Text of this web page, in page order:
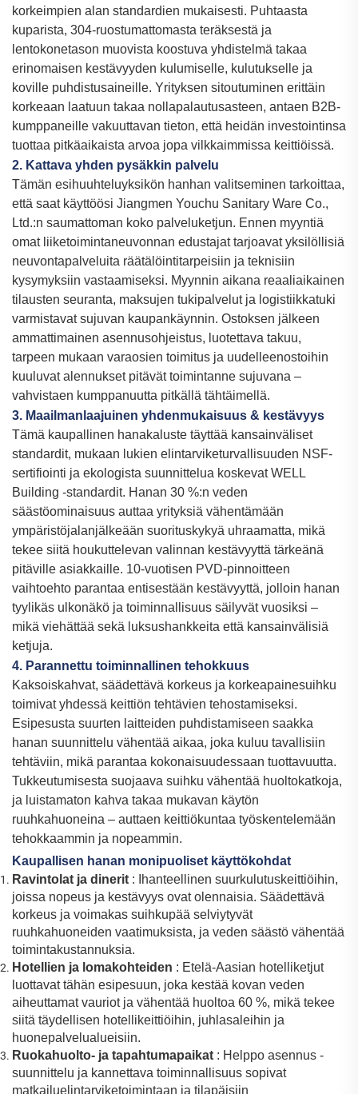
korkeimpien alan standardien mukaisesti. Puhtaasta
kuparista, 304-ruostumattomasta teräksestä ja
lentokonetason muovista koostuva yhdistelmä takaa
erinomaisen kestävyyden kulumiselle, kulutukselle ja
koville puhdistusaineille. Yrityksen sitoutuminen erittäin
korkeaan laatuun takaa nollapalautusasteen, antaen B2B-
kumppaneille vakuuttavan tieton, että heidän investointinsa
tuottaa pitkäaikaista arvoa jopa vilkkaimmissa keittiöissä.
2. Kattava yhden pysäkkin palvelu
Tämän esihuuhteluyksikön hanhan valitseminen tarkoittaa,
että saat käyttöösi Jiangmen Youchu Sanitary Ware Co.,
Ltd.:n saumattoman koko palveluketjun. Ennen myyntiä
omat liiketoimintaneuvonnan edustajat tarjoavat yksilöllisiä
neuvontapalveluita räätälöintitarpeisiin ja teknisiin
kysymyksiin vastaamiseksi. Myynnin aikana reaaliaikainen
tilausten seuranta, maksujen tukipalvelut ja logistiikkatuki
varmistavat sujuvan kaupankäynnin. Ostoksen jälkeen
ammattimainen asennusohjeistus, luotettava takuu,
tarpeen mukaan varaosien toimitus ja uudelleenostoihin
kuuluvat alennukset pitävät toimintanne sujuvana –
vahvistaen kumppanuutta pitkällä tähtäimellä.
3. Maailmanlaajuinen yhdenmukaisuus & kestävyys
Tämä kaupallinen hanakaluste täyttää kansainväliset
standardit, mukaan lukien elintarviketurvallisuuden NSF-
sertifiointi ja ekologista suunnittelua koskevat WELL
Building -standardit. Hanan 30 %:n veden
säästöominaisuus auttaa yrityksiä vähentämään
ympäristöjalanjälkeään suorituskykyä uhraamatta, mikä
tekee siitä houkuttelevan valinnan kestävyyttä tärkeänä
pitäville asiakkaille. 10-vuotisen PVD-pinnoitteen
vaihtoehto parantaa entisestään kestävyyttä, jolloin hanan
tyylikäs ulkonäkö ja toiminnallisuus säilyvät vuosiksi –
mikä viehättää sekä luksushankkeita että kansainvälisiä
ketjuja.
4. Parannettu toiminnallinen tehokkuus
Kaksoiskahvat, säädettävä korkeus ja korkeapainesuihku
toimivat yhdessä keittiön tehtävien tehostamiseksi.
Esipesusta suurten laitteiden puhdistamiseen saakka
hanan suunnittelu vähentää aikaa, joka kuluu tavallisiin
tehtäviin, mikä parantaa kokonaisuudessaan tuottavuutta.
Tukkeutumisesta suojaava suihku vähentää huoltokatkoja,
ja luistamaton kahva takaa mukavan käytön
ruuhkahuoneina – auttaen keittiökuntaa työskentelemään
tehokkaammin ja nopeammin.
Kaupallisen hanan monipuoliset käyttökohdat
Ravintolat ja dinerit : Ihanteellinen suurkulutuskeittiöihin,
joissa nopeus ja kestävyys ovat olennaisia. Säädettävä
korkeus ja voimakas suihkupää selviytyvät
ruuhkahuoneiden vaatimuksista, ja veden säästö vähentää
toimintakustannuksia.
Hotellien ja lomakohteiden : Etelä-Aasian hotelliketjut
luottavat tähän esipesuun, joka kestää kovan veden
aiheuttamat vauriot ja vähentää huoltoa 60 %, mikä tekee
siitä täydellisen hotellikeittiöihin, juhlasaleihin ja
huonepalvelualueisiin.
Ruokahuolto- ja tapahtumapaikat : Helppo asennus -
suunnittelu ja kannettava toiminnallisuus sopivat
matkailuelintarviketoimintaan ja tilapäisiin